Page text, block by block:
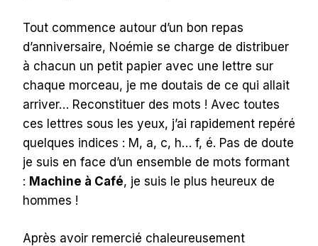
Tout commence autour d’un bon repas
d’anniversaire, Noémie se charge de distribuer
à chacun un petit papier avec une lettre sur
chaque morceau, je me doutais de ce qui allait
arriver… Reconstituer des mots ! Avec toutes
ces lettres sous les yeux, j’ai rapidement repéré
quelques indices : M, a, c, h… f, é. Pas de doute
je suis en face d’un ensemble de mots formant
: Machine à Café, je suis le plus heureux de
hommes !
Après avoir remercié chaleureusement